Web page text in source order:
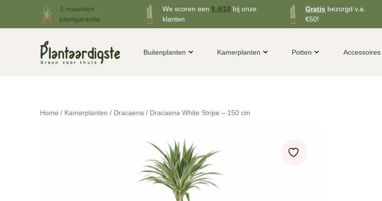
3 maanden
plantgarantie
We scoren een 9.4/10 bij onze
klanten
Gratis bezorgd v.a.
€50!
Buitenplanten Kamerplanten Potten Accessoires
Home / Kamerplanten / Dracaena / Dracaena White Stripe – 150 cm